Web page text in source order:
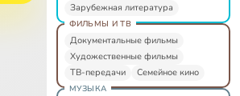
Зарубежная литература
ФИЛЬМЫ И ТВ
Документальные фильмы
Художественные фильмы
ТВ-передачи
Семейное кино
МУЗЫКА